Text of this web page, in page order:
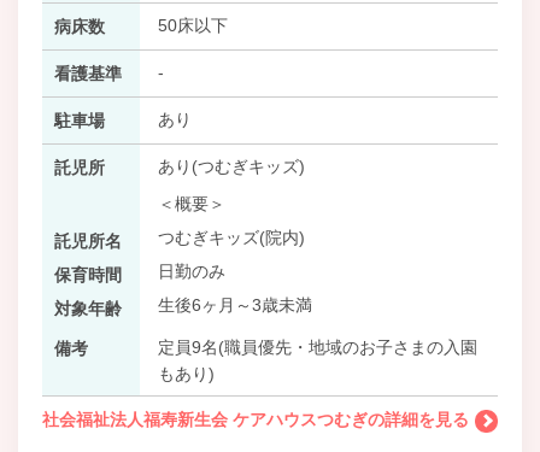
病床数 50床以下
看護基準 -
駐車場 あり
託児所
あり(つむぎキッズ)
＜概要＞
託児所名
つむぎキッズ(院内)
保育時間
日勤のみ
対象年齢
生後6ヶ月～3歳未満
備考
定員9名(職員優先・地域のお子さまの入園
もあり)
社会福祉法人福寿新生会 ケアハウスつむぎの詳細を見る